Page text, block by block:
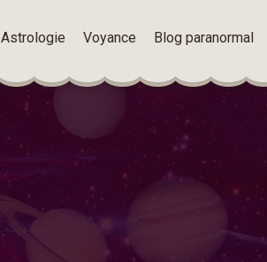
Astrologie Voyance Blog paranormal